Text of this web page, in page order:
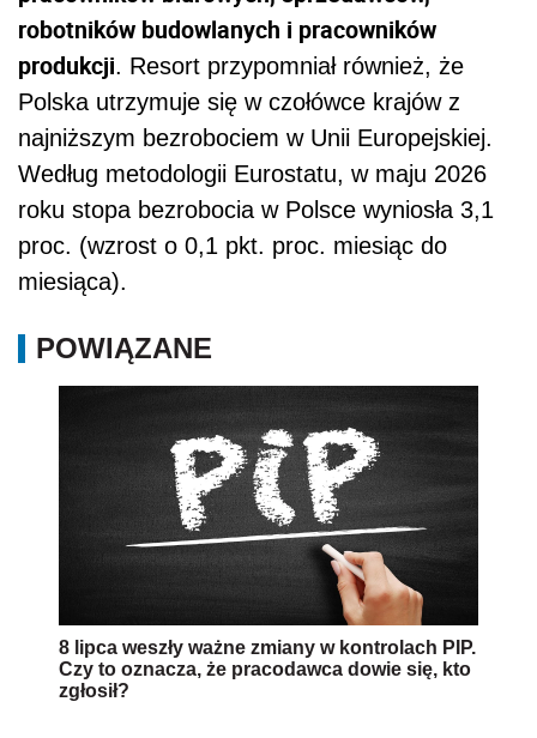
robotników budowlanych i pracowników
produkcji. Resort przypomniał również, że
Polska utrzymuje się w czołówce krajów z
najniższym bezrobociem w Unii Europejskiej.
Według metodologii Eurostatu, w maju 2026
roku stopa bezrobocia w Polsce wyniosła 3,1
proc. (wzrost o 0,1 pkt. proc. miesiąc do
miesiąca).
POWIĄZANE
8 lipca weszły ważne zmiany w kontrolach PIP.
Czy to oznacza, że pracodawca dowie się, kto
zgłosił?